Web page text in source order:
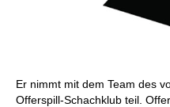
Er nimmt mit dem Team des
Offerspill-Schachklub teil.